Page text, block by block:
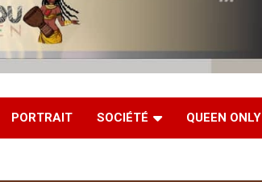
PORTRAIT SOCIÉTÉ QUEEN ONLY